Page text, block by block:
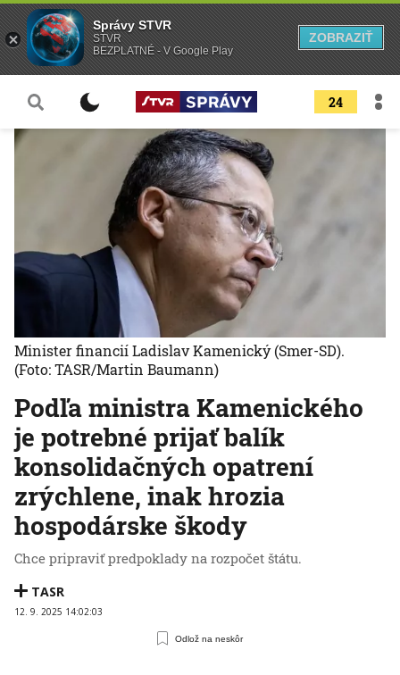
24
Podľa ministra Kamenického
je potrebné prijať balík
konsolidačných opatrení
zrýchlene, inak hrozia
hospodárske škody
Chce pripraviť predpoklady na rozpočet štátu.
TASR
12. 9. 2025 14:02:03
Odlož na neskôr
Minister financií Ladislav Kamenický (Smer-SD).
(Foto: TASR/Martin Baumann)
Správy STVR
STVR
BEZPLATNÉ - V Google Play
ZOBRAZIŤ